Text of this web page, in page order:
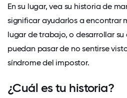
En su lugar, vea su historia de
significar ayudarlos a encontrar
lugar de trabajo, o desarrollar
puedan pasar de no sentirse
síndrome del impostor.
¿Cuál es tu historia?